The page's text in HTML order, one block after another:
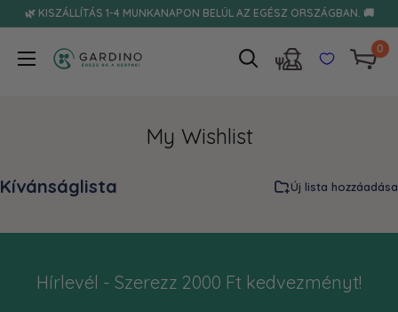
Tovább🌿 KISZÁLLÍTÁS 1-4 MUNKANAPON BELÜL AZ EGÉSZ ORSZÁGBAN. 🚚
Gardino
0
My Wishlist
Hírlevél - Szerezz 2000 Ft kedvezményt!